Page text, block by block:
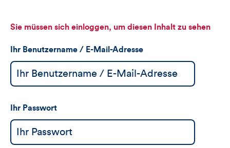
sehen
Sie müssen sich einloggen, um diesen Inhalt zu sehen
Ihr Benutzername / E-Mail-Adresse
Ihr Passwort